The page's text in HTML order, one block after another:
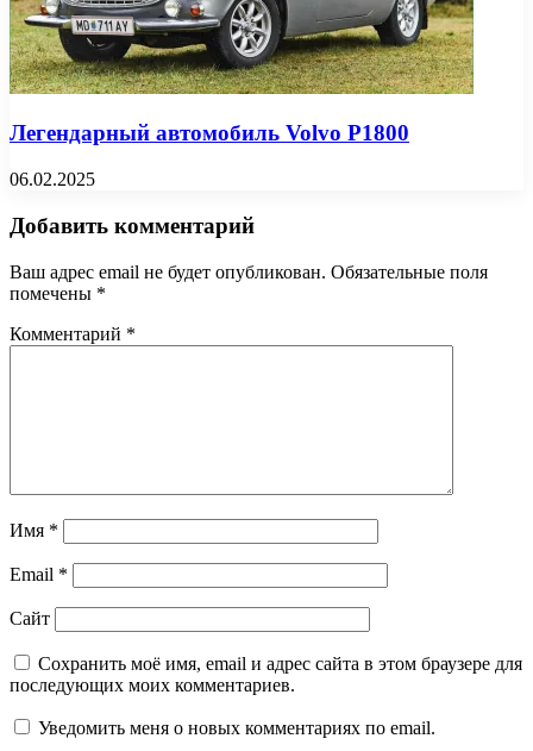
Легендарный автомобиль Volvo P1800
06.02.2025
Добавить комментарий
Ваш адрес email не будет опубликован. Обязательные поля
помечены *
Комментарий *
Имя *
Email *
Сайт
Сохранить моё имя, email и адрес сайта в этом браузере для
последующих моих комментариев.
Уведомить меня о новых комментариях по email.